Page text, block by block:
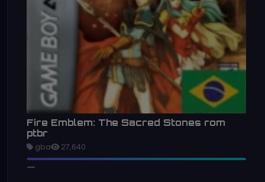
Fire Emblem: The Sacred Stones rom
ptbr
gba 27,640